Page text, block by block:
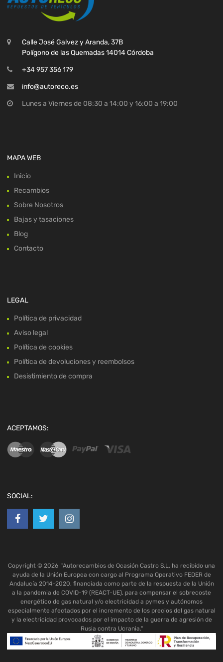
Calle José Galvez y Aranda, 37B
Polígono de las Quemadas 14014 Córdoba
+34 957 356 179
info@autoreco.es
Lunes a Viernes de 08:30 a 14:00 y 16:00 a 19:00
MAPA WEB
Inicio
Recambios
Sobre Nosotros
Bajas y tasaciones
Blog
Contacto
LEGAL
Política de privacidad
Aviso legal
Política de cookies
Política de devoluciones y reembolsos
Desistimiento de compra
ACEPTAMOS:
SOCIAL:
Copyright © 2026 "Autorecambios de Ocasión Castro S.L. ha recibido una
ayuda de la Unión Europea con cargo al Programa Operativo FEDER de
Andalucía 2014-2020, financiada como parte de la respuesta de la Unión
a la pandemia de COVID-19 (REACT-UE), para compensar el sobrecoste
energético de gas natural y/o electricidad a pymes y autónomos
especialmente afectados por el incremento de los precios del gas natural
y la electricidad provocados por el impacto de la guerra de agresión de
Rusia contra Ucrania."